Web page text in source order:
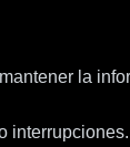
la
interrupciones.